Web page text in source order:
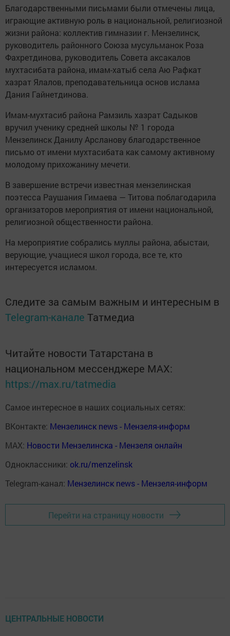
Благодарственными письмами были отмечены лица,
играющие активную роль в национальной, религиозной
жизни района: коллектив гимназии г. Мензелинск,
руководитель районного Союза мусульманок Роза
Фахретдинова, руководитель Совета аксакалов
мухтасибата района, имам-хатыб села Аю Рафкат
хазрат Ялалов, преподавательница основ ислама
Дания Гайнетдинова.
Имам-мухтасиб района Рамзиль хазрат Садыков
вручил ученику средней школы № 1 города
Мензелинск Данилу Арсланову благодарственное
письмо от имени мухтасибата как самому активному
молодому прихожанину мечети.
В завершение встречи известная мензелинская
поэтесса Раушания Гимаева — Титова поблагодарила
организаторов мероприятия от имени национальной,
религиозной общественности района.
На мероприятие собрались муллы района, абыстаи,
верующие, учащиеся школ города, все те, кто
интересуется исламом.
Следите за самым важным и интересным в
Telegram-канале Татмедиа
Читайте новости Татарстана в
национальном мессенджере MАХ:
https://max.ru/tatmedia
Самое интересное в наших социальных сетях:
ВКонтакте: Мензелинск news - Мензеля-информ
MAX: Новости Мензелинска - Мензеля онлайн
Одноклассники: ok.ru/menzelinsk
Telegram-канал: Мензелинск news - Мензеля-информ
Перейти на страницу новости
ЦЕНТРАЛЬНЫЕ НОВОСТИ